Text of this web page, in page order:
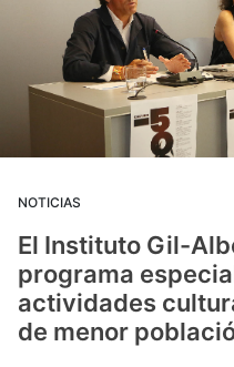
NOTICIAS
El Instituto Gil-
programa
actividades
de menor